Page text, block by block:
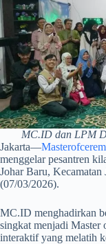
MC.ID dan LPM
Jakarta—
menggelar pesantren
Johar Baru, Kecamatan
(07/03/2026).
MC.ID menghadirkan
singkat menjadi Master
interaktif yang melatih